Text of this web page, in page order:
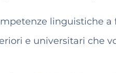
linguistiche
e universitari che